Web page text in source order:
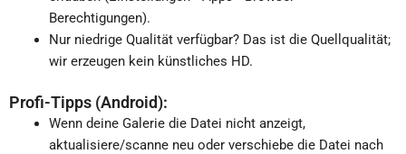
Berechtigungen).
Nur niedrige Qualität verfügbar? Das ist die Quellqualität;
wir erzeugen kein künstliches HD.
Profi-Tipps (Android):
Wenn deine Galerie die Datei nicht anzeigt,
aktualisiere/scanne neu oder verschiebe die Datei nach